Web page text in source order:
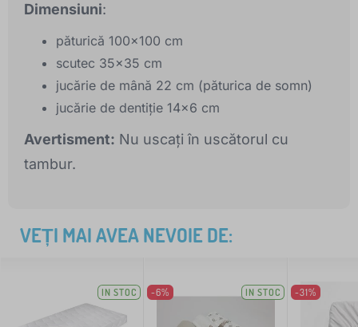
Dimensiuni:
păturică 100x100 cm
scutec 35x35 cm
jucărie de mână 22 cm (păturica de somn)
jucărie de dentiție 14x6 cm
Avertisment: Nu uscați în uscătorul cu
tambur.
VEȚI MAI AVEA NEVOIE DE:
IN STOC -6% IN STOC -31%